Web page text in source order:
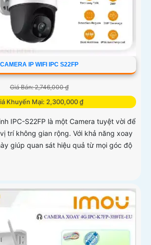
CAMERA IP WIFI IPC S22FP
Giá Bán: 2,746,000 ₫
Khuyến Mại: 2,300,000 ₫
IPC-S22FP là một Camera tuyệt vời để
trí không gian rộng. Với khả năng xoay
giúp quan sát hiệu quả từ mọi góc độ